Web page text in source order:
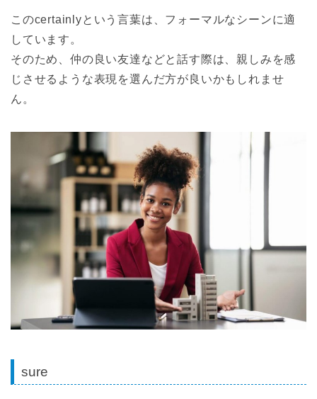
このcertainlyという言葉は、フォーマルなシーンに適
しています。
そのため、仲の良い友達などと話す際は、親しみを感
じさせるような表現を選んだ方が良いかもしれませ
ん。
sure